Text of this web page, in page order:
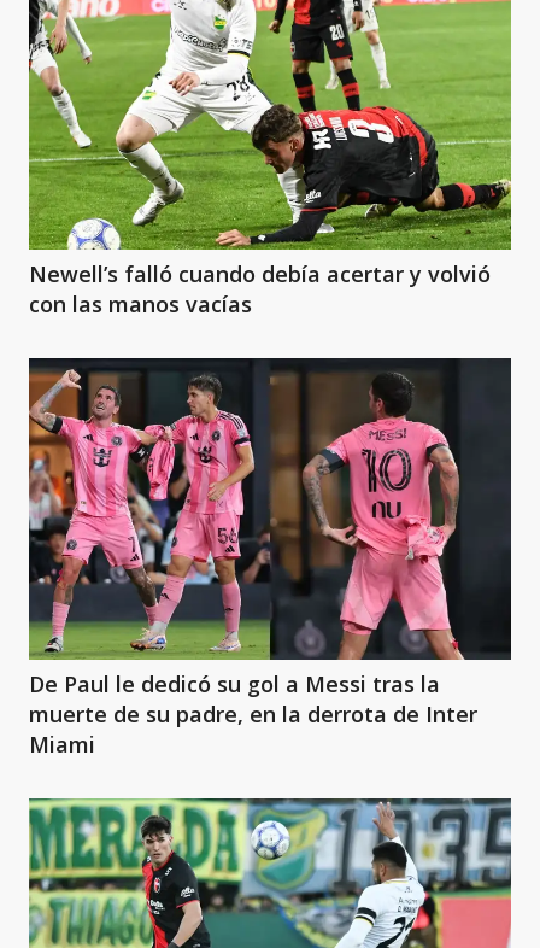
Newell’s falló cuando debía acertar y volvió
con las manos vacías
De Paul le dedicó su gol a Messi tras la
muerte de su padre, en la derrota de Inter
Miami